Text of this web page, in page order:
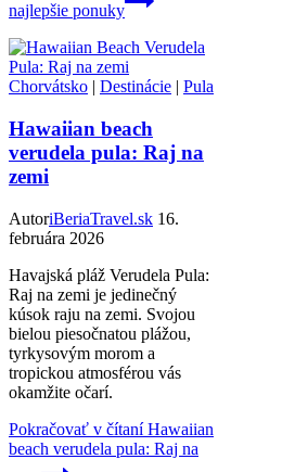
najlepšie ponuky
Chorvátsko | Destinácie | Pula
Hawaiian beach
verudela pula: Raj na
zemi
AutoriBeriaTravel.sk 16.
februára 2026
Havajská pláž Verudela Pula:
Raj na zemi je jedinečný
kúsok raju na zemi. Svojou
bielou piesočnatou plážou,
tyrkysovým morom a
tropickou atmosférou vás
okamžite očarí.
Pokračovať v čítaníHawaiian
beach verudela pula: Raj na